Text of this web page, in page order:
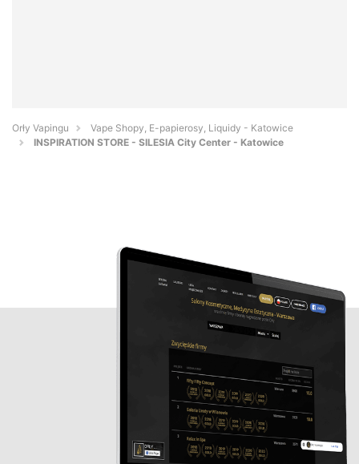
Orły Vapingu
Vape Shopy, E-papierosy, Liquidy - Katowice
INSPIRATION STORE - SILESIA City Center - Katowice